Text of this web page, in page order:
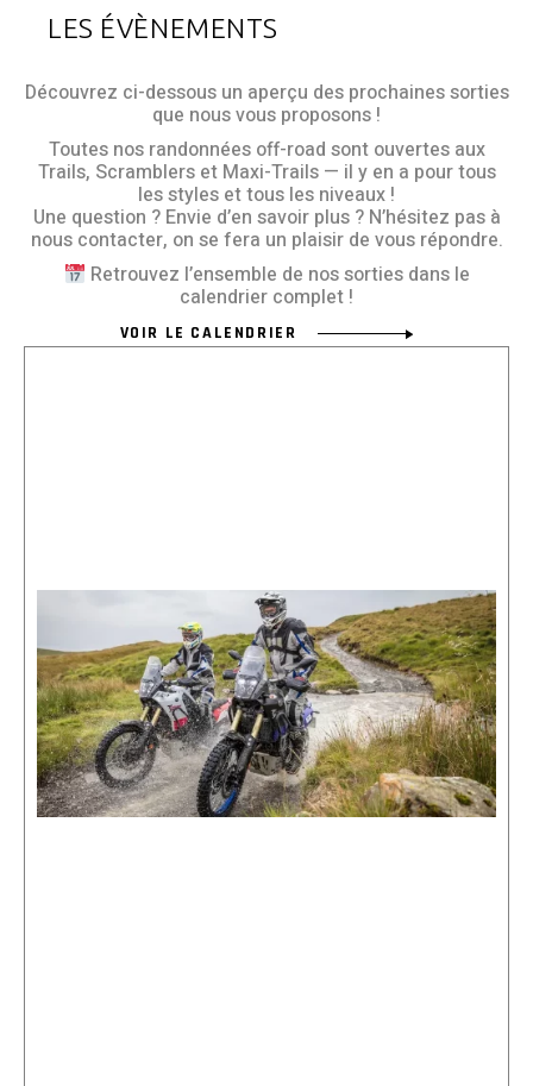
LES ÉVÈNEMENTS
Découvrez ci-dessous un aperçu des prochaines sorties
que nous vous proposons !
Toutes nos randonnées off-road sont ouvertes aux
Trails, Scramblers et Maxi-Trails — il y en a pour tous
les styles et tous les niveaux !
Une question ? Envie d’en savoir plus ? N’hésitez pas à
nous contacter, on se fera un plaisir de vous répondre.
Retrouvez l’ensemble de nos sorties dans le
calendrier complet !
VOIR LE CALENDRIER